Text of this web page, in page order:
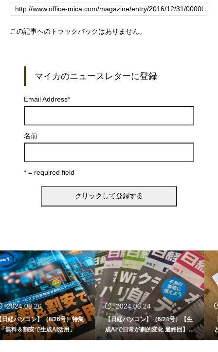
この記事へのトラックバックはありません。
マイカのニュースレターに登録
Email Address*
名前
* = required field
2024.06.24
【日経パソコン】（6/24号）【生
成AIで日常が劇的変化 最終回】 A
I時代のアプリケーション／サービ
2024.06.12
【書籍】ゼロからはじめる なるほ
ど！Copilot活用術（技術評論社）